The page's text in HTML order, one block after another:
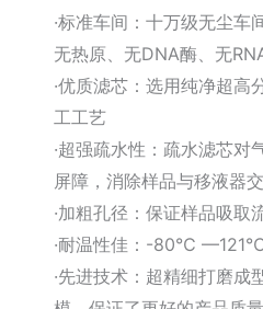
·标准车间：十万级无尘车
无热原、无DNA酶、无
·优质滤芯：选用纯净超高
工工艺
·超强疏水性：疏水滤芯对
屏障，消除样品与移液器
·加粗孔径：保证样品吸取
·耐温性佳：-80℃ —121℃
·先进技术：超精细打磨成